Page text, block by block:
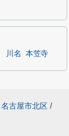
川名 本笠寺
名古屋市北区 /